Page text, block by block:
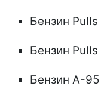
Бензин
Бензин
Бензин А-